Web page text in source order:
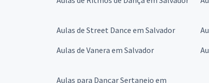
Aulas de Street Dance em Salvador
Aulas de Vanera em Salvador
Aulas para Dançar Sertanejo em